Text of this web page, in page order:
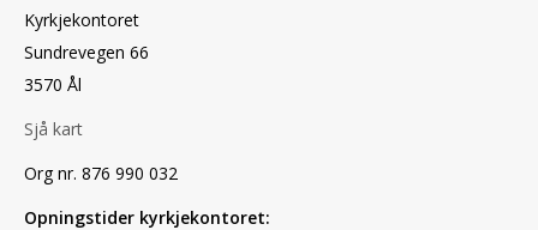
Kyrkjekontoret
Sundrevegen 66
3570 Ål
Sjå kart
Org nr. 876 990 032
Opningstider kyrkjekontoret: